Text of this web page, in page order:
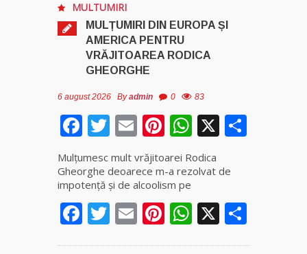
MULTUMIRI
MULȚUMIRI DIN EUROPA ȘI
AMERICA PENTRU
VRĂJITOAREA RODICA
GHEORGHE
6 august 2026 Byadmin 0 83
Facebook
Twitter
EmailPinterest
WhatsApp
X
Mulţumesc mult vrăjitoarei Rodica
Gheorghe deoarece m-a rezolvat de
impotenţă şi de alcoolism pe
Facebook
Twitter
EmailPinterest
WhatsApp
X